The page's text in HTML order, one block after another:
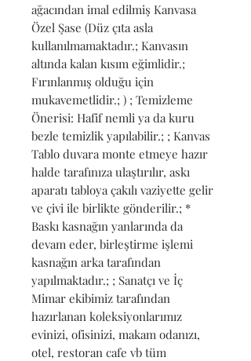
ağacından imal edilmiş Kanvasa
Özel Şase (Düz çıta asla
kullanılmamaktadır.; Kanvasın
altında kalan kısım eğimlidir.;
Fırınlanmış olduğu için
mukavemetlidir.; ) ; Temizleme
Önerisi: Hafif nemli ya da kuru
bezle temizlik yapılabilir.; ; Kanvas
Tablo duvara monte etmeye hazır
halde tarafınıza ulaştırılır, askı
aparatı tabloya çakılı vaziyette gelir
ve çivi ile birlikte gönderilir.; *
Baskı kasnağın yanlarında da
devam eder, birleştirme işlemi
kasnağın arka tarafından
yapılmaktadır.; ; Sanatçı ve İç
Mimar ekibimiz tarafından
hazırlanan koleksiyonlarımız
evinizi, ofisinizi, makam odanızı,
otel, restoran cafe vb tüm